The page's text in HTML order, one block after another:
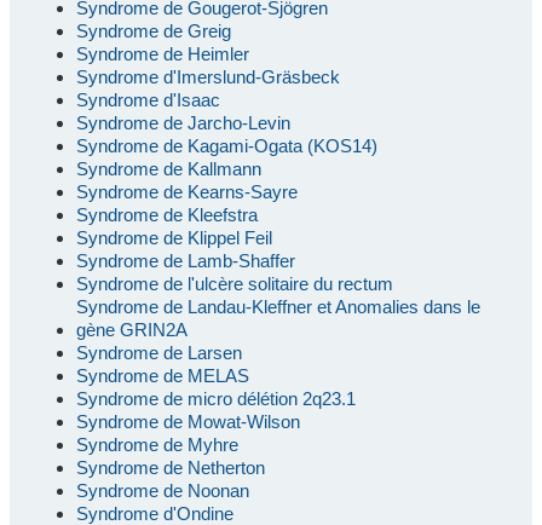
Syndrome de Gougerot-Sjögren
Syndrome de Greig
Syndrome de Heimler
Syndrome d'Imerslund-Gräsbeck
Syndrome d'Isaac
Syndrome de Jarcho-Levin
Syndrome de Kagami-Ogata (KOS14)
Syndrome de Kallmann
Syndrome de Kearns-Sayre
Syndrome de Kleefstra
Syndrome de Klippel Feil
Syndrome de Lamb-Shaffer
Syndrome de l'ulcère solitaire du rectum
Syndrome de Landau-Kleffner et Anomalies dans le
gène GRIN2A
Syndrome de Larsen
Syndrome de MELAS
Syndrome de micro délétion 2q23.1
Syndrome de Mowat-Wilson
Syndrome de Myhre
Syndrome de Netherton
Syndrome de Noonan
Syndrome d'Ondine